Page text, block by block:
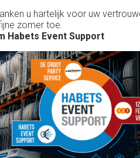
Horeca verhuur
Partyverhuur
Je vindt ons op
u hartelijk voor uw
zomer toe.
Habets Event Support